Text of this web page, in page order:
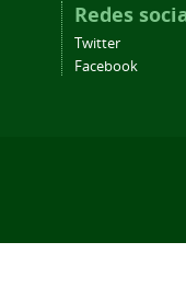
Redes
Twitter
Facebook